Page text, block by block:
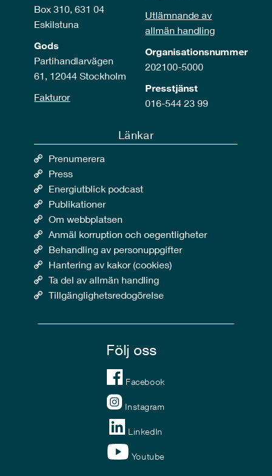
Box 310, 631 04
Eskilstuna
Gods
Partihandlarvägen
61, 12044 Stockholm
Fakturor
Utlämnande av
allmän handling
Organisationsnummer
202100-5000
Presstjänst
016-544 23 99
Länkar
Prenumerera
Press
Energiutblick podcast
Publikationer
Om webbplatsen
Anmäl korruption och oegentligheter
Behandling av personuppgifter
Hantering av kakor (cookies)
Ta del av allmän handling
Tillgänglighetsredogörelse
Följ oss
Facebook
Instagram
LinkedIn
Youtube